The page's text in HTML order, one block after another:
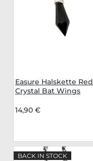
Easure Halskette Red
Crystal Bat Wings
14,90 €
BACK IN STOCK